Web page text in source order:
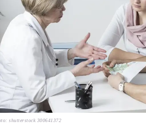
shutterstock 300641372